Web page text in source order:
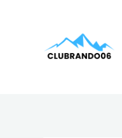
de
l’article